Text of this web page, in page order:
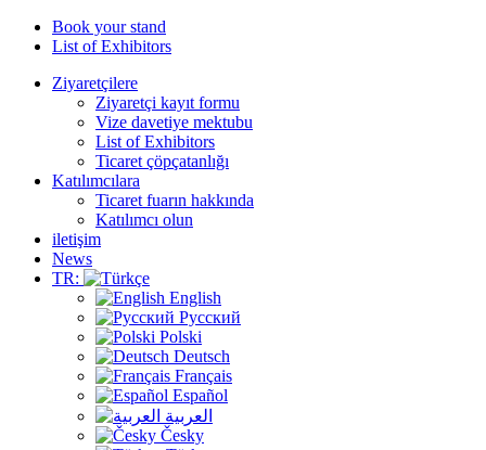
Book your stand
List of Exhibitors
Ziyaretçilere
Ziyaretçi kayıt formu
Vize davetiye mektubu
List of Exhibitors
Ticaret çöpçatanlığı
Katılımcılara
Ticaret fuarın hakkında
Katılımcı olun
iletişim
News
TR:
English
Русский
Polski
Deutsch
Français
Español
العربية
Česky